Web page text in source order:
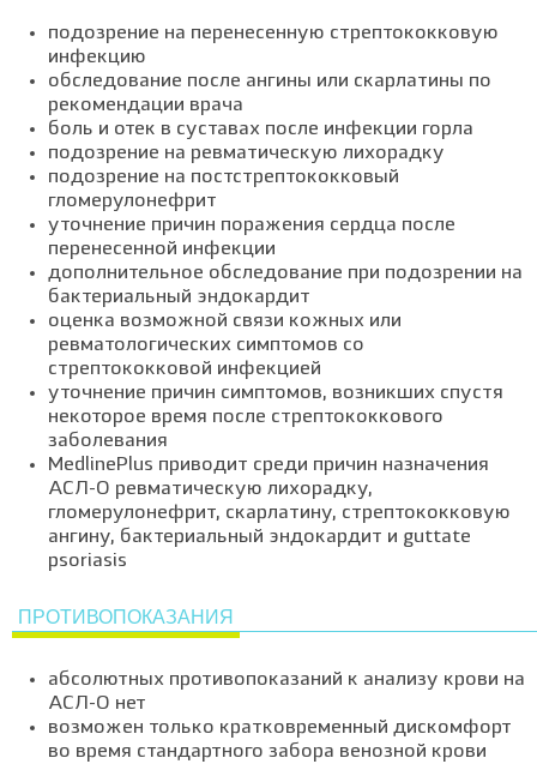
подозрение на перенесенную стрептококковую
инфекцию
обследование после ангины или скарлатины по
рекомендации врача
боль и отек в суставах после инфекции горла
подозрение на ревматическую лихорадку
подозрение на постстрептококковый
гломерулонефрит
уточнение причин поражения сердца после
перенесенной инфекции
дополнительное обследование при подозрении на
бактериальный эндокардит
оценка возможной связи кожных или
ревматологических симптомов со
стрептококковой инфекцией
уточнение причин симптомов, возникших спустя
некоторое время после стрептококкового
заболевания
MedlinePlus приводит среди причин назначения
АСЛ-О ревматическую лихорадку,
гломерулонефрит, скарлатину, стрептококковую
ангину, бактериальный эндокардит и guttate
psoriasis
ПРОТИВОПОКАЗАНИЯ
абсолютных противопоказаний к анализу крови на
АСЛ-О нет
возможен только кратковременный дискомфорт
во время стандартного забора венозной крови